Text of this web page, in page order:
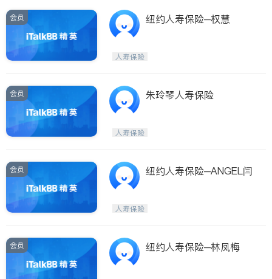
会员 纽约人寿保险─权慧
人寿保险
会员 朱玲琴人寿保险
人寿保险
会员 纽约人寿保险─ANGEL闫
人寿保险
会员 纽约人寿保险─林凤梅